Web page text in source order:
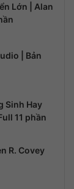
Lớn | Alan
| Bản
Sinh Hay
11 phần
R. Covey